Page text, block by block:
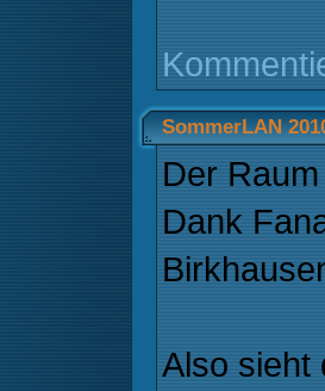
SommerLAN
Der
Dank
Also sieht